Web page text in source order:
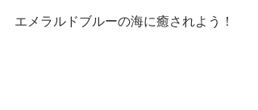
エメラルドブルーの海に癒されよう！